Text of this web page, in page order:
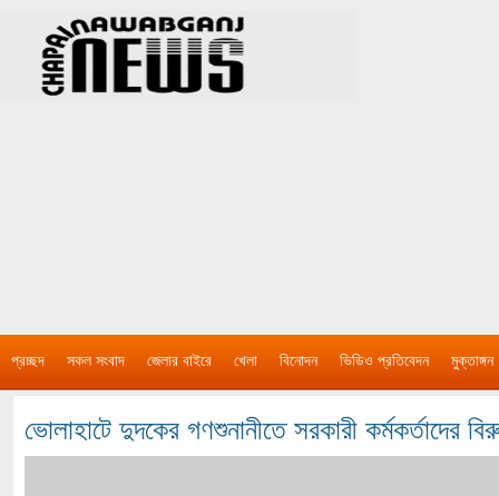
প্রচ্ছদ সকল সংবাদ জেলার বাইরে খেলা বিনোদন ভিডিও প্রতিবেদন মুক্তাঙ্গন
ভোলাহাটে দুদকের গণশুনানীতে সরকারী কর্মকর্তাদের